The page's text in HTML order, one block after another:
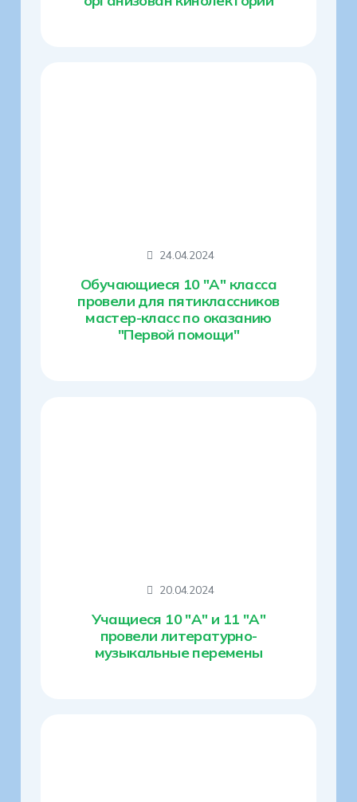
24.04.2024
Обучающиеся 10 "А" класса
провели для пятиклассников
мастер-класс по оказанию
"Первой помощи"
20.04.2024
Учащиеся 10 "А" и 11 "А"
провели литературно-
музыкальные перемены